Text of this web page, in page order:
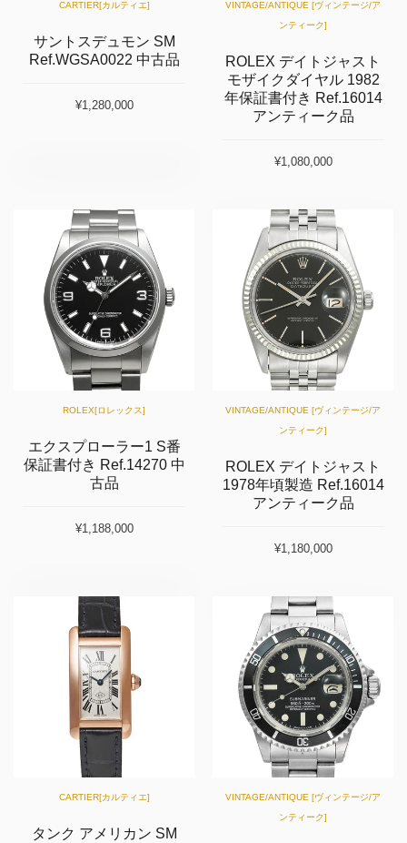
CARTIER[カルティエ]
サントスデュモン SM
Ref.WGSA0022 中古品
¥1,280,000
VINTAGE/ANTIQUE [ヴィンテージ/ア
ンティーク]
ROLEX デイトジャスト
モザイクダイヤル 1982
年保証書付き Ref.16014
アンティーク品
¥1,080,000
ROLEX[ロレックス]
エクスプローラー1 S番
保証書付き Ref.14270 中
古品
¥1,188,000
VINTAGE/ANTIQUE [ヴィンテージ/ア
ンティーク]
ROLEX デイトジャスト
1978年頃製造 Ref.16014
アンティーク品
¥1,180,000
CARTIER[カルティエ]
タンク アメリカン SM
VINTAGE/ANTIQUE [ヴィンテージ/ア
ンティーク]